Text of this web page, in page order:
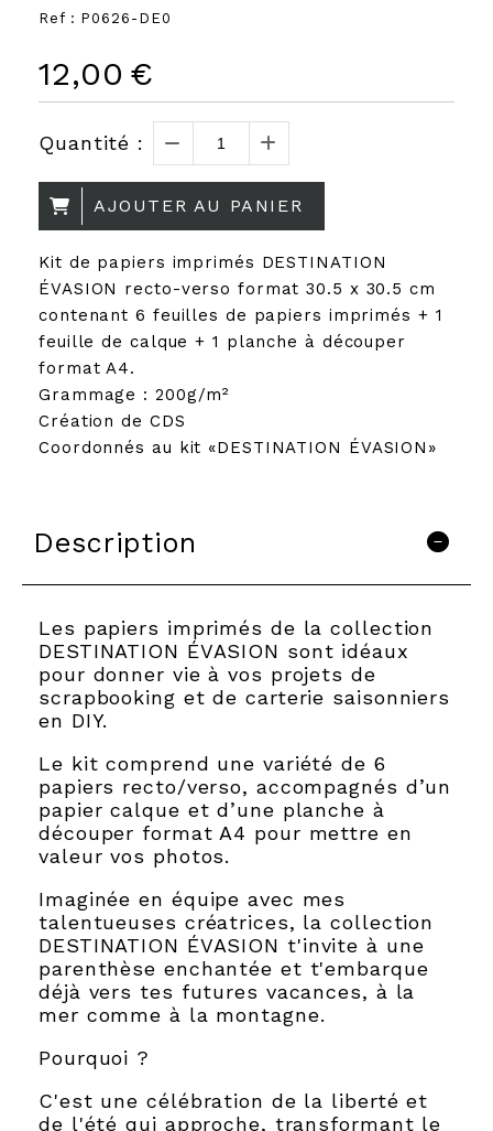
Ref : P0626-DE0
12,00 €
Quantité :
AJOUTER AU PANIER
Kit de papiers imprimés DESTINATION
ÉVASION recto-verso format 30.5 x 30.5 cm
contenant 6 feuilles de papiers imprimés + 1
feuille de calque + 1 planche à découper
format A4.
Grammage : 200g/m²
Création de CDS
Coordonnés au kit «DESTINATION ÉVASION»
Description
Les papiers imprimés de la collection
DESTINATION ÉVASION sont idéaux
pour donner vie à vos projets de
scrapbooking et de carterie saisonniers
en DIY.
Le kit comprend une variété de 6
papiers recto/verso, accompagnés d’un
papier calque et d’une planche à
découper format A4 pour mettre en
valeur vos photos.
Imaginée en équipe avec mes
talentueuses créatrices, la collection
DESTINATION ÉVASION t'invite à une
parenthèse enchantée et t'embarque
déjà vers tes futures vacances, à la
mer comme à la montagne.
Pourquoi ?
C'est une célébration de la liberté et
de l'été qui approche, transformant le